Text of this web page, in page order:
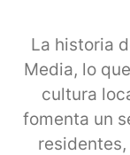
La historia
Media, lo
cultura
fomenta un